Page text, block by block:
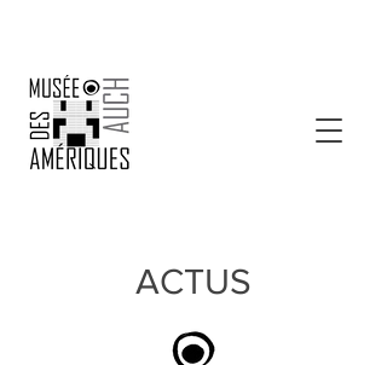
ACTUS